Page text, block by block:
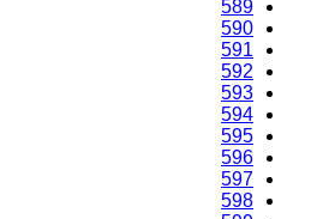
589
590
591
592
593
594
595
596
597
598